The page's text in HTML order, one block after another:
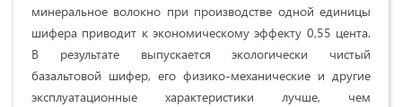
минеральное волокно при производстве одной единицы
шифера приводит к экономическому эффекту 0,55 цента.
В результате выпускается экологически чистый
базальтовой шифер, его физико-механические и другие
эксплуатационные характеристики лучше, чем